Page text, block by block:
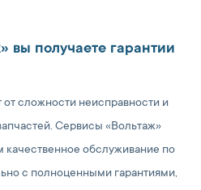
вы получаете гарантии
сложности неисправности и
Сервисы «Вольтаж»
качественное обслуживание по
с полноценными гарантиями,